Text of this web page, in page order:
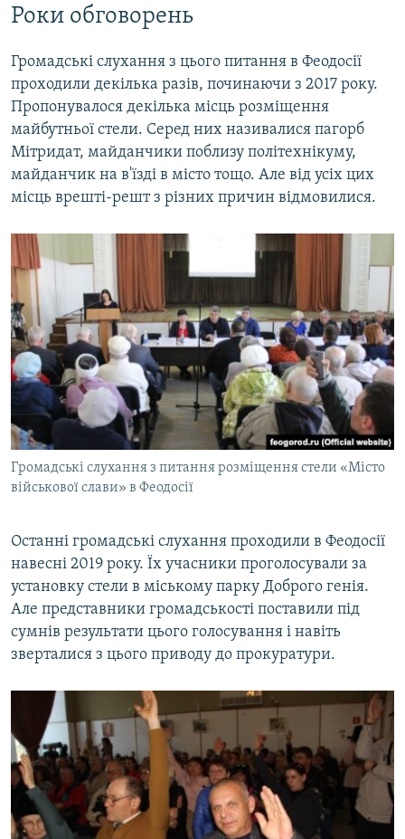
Роки обговорень
Громадські слухання з цього питання в Феодосії
проходили декілька разів, починаючи з 2017 року.
Пропонувалося декілька місць розміщення
майбутньої стели. Серед них називалися пагорб
Мітридат, майданчики поблизу політехнікуму,
майданчик на в'їзді в місто тощо. Але від усіх цих
місць врешті-решт з різних причин відмовилися.
Громадські слухання з питання розміщення стели «Місто
військової слави» в Феодосії
Останні громадські слухання проходили в Феодосії
навесні 2019 року. Їх учасники проголосували за
установку стели в міському парку Доброго генія.
Але представники громадськості поставили під
сумнів результати цього голосування і навіть
зверталися з цього приводу до прокуратури.